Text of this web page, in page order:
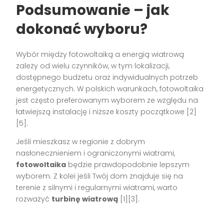
Podsumowanie – jak
dokonać wyboru?
Wybór między fotowoltaiką a energią wiatrową
zależy od wielu czynników, w tym lokalizacji,
dostępnego budżetu oraz indywidualnych potrzeb
energetycznych. W polskich warunkach, fotowoltaika
jest często preferowanym wyborem ze względu na
łatwiejszą instalację i niższe koszty początkowe [2]
[5].
Jeśli mieszkasz w regionie z dobrym
nasłonecznieniem i ograniczonymi wiatrami,
fotowoltaika będzie prawdopodobnie lepszym
wyborem. Z kolei jeśli Twój dom znajduje się na
terenie z silnymi i regularnymi wiatrami, warto
rozważyć turbinę wiatrową [1][3].